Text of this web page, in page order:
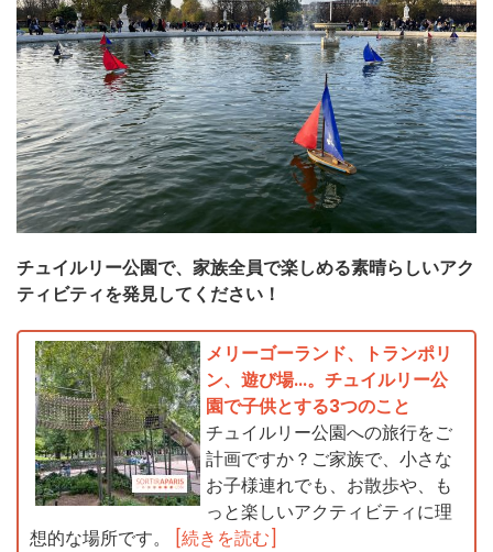
チュイルリー公園で、家族全員で楽しめる素晴らしいアク
ティビティを発見してください！
メリーゴーランド、トランポリ
ン、遊び場...。チュイルリー公
園で子供とする3つのこと
チュイルリー公園への旅行をご
計画ですか？ご家族で、小さな
お子様連れでも、お散歩や、も
っと楽しいアクティビティに理
想的な場所です。
[続きを読む]